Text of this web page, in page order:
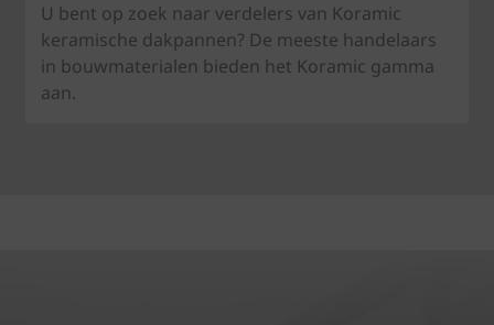
U bent op zoek naar verdelers van Koramic
keramische dakpannen? De meeste handelaars
in bouwmaterialen bieden het Koramic gamma
aan.